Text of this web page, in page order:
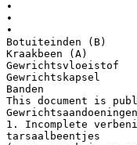
•
•
•
Botuiteinden (B)
Kraakbeen (A)
Gewrichtsvloeistof
Gewrichtskapsel
Banden
This document is
Gewrichtsaandoeningen
1. Incomplete
tarsaalbeentjes